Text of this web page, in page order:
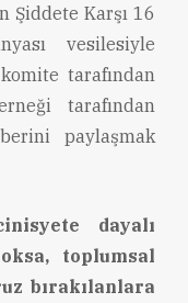
Şiddete Karşı 16
vesilesiyle
tarafından
tarafından
paylaşmak
dayalı
toplumsal
bırakılanlara